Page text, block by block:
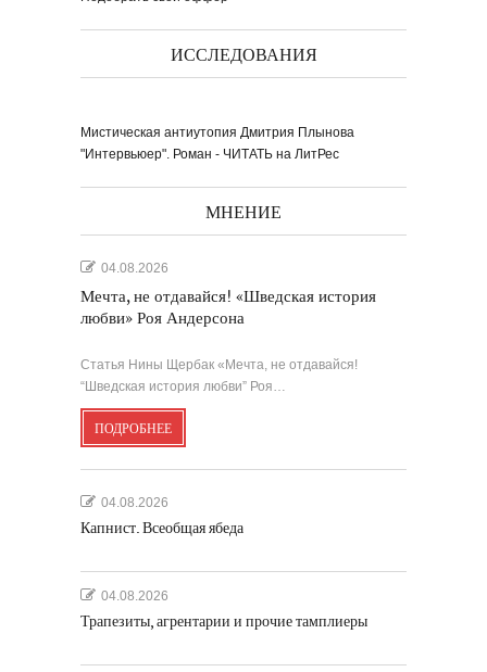
Выпуск № 1'17 журнала
Видео о рубриках и авторах Выпуска №
1'17...
Мультипликационный ролик о книге
сказок Светланы...
ИССЛЕДОВАНИЯ
Мистическая антиутопия Дмитрия Плынова
"Интервьюер". Роман - ЧИТАТЬ на ЛитРес
МНЕНИЕ
04.08.2026
Мечта, не отдавайся! «Шведская история
любви» Роя Андерсона
Статья Нины Щербак «Мечта, не отдавайся!
“Шведская история любви” Роя…
ПОДРОБНЕЕ
04.08.2026
Капнист. Всеобщая ябеда
04.08.2026
Трапезиты, агрентарии и прочие тамплиеры